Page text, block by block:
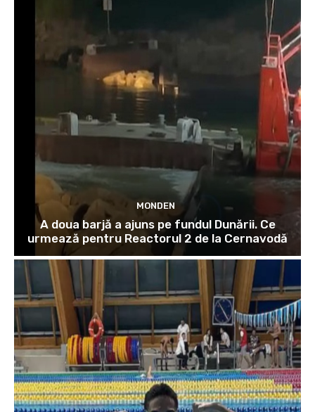
MONDEN
A doua barjă a ajuns pe fundul Dunării. Ce
urmează pentru Reactorul 2 de la Cernavodă